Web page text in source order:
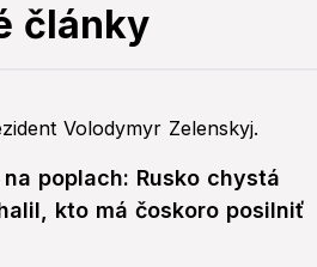
články
poplach: Rusko chystá
kto má čoskoro posilniť